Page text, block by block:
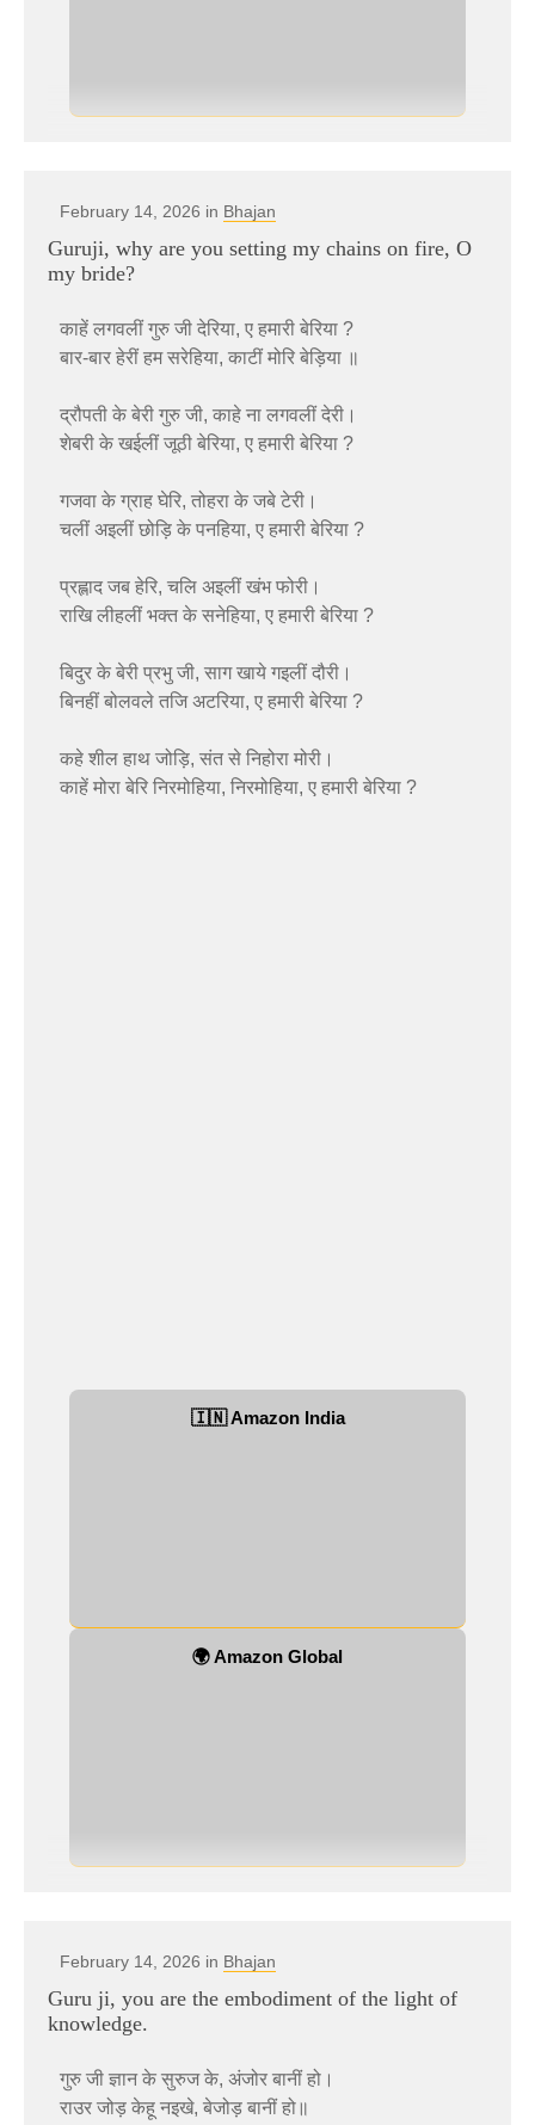
February 14, 2026 in Bhajan
Guruji, why are you setting my chains on fire, O
my bride?
काहें लगवलीं गुरु जी देरिया, ए हमारी बेरिया ?
बार-बार हेरीं हम सरेहिया, काटीं मोरि बेड़िया ॥
द्रौपती के बेरी गुरु जी, काहे ना लगवलीं देरी।
शेबरी के खईलीं जूठी बेरिया, ए हमारी बेरिया ?
गजवा के ग्राह घेरि, तोहरा के जबे टेरी।
चलीं अइलीं छोड़ि के पनहिया, ए हमारी बेरिया ?
प्रह्लाद जब हेरि, चलि अइलीं खंभ फोरी।
राखि लीहलीं भक्त के सनेहिया, ए हमारी बेरिया ?
बिदुर के बेरी प्रभु जी, साग खाये गइलीं दौरी।
बिनहीं बोलवले तजि अटरिया, ए हमारी बेरिया ?
कहे शील हाथ जोड़ि, संत से निहोरा मोरी।
काहें मोरा बेरि निरमोहिया, निरमोहिया, ए हमारी बेरिया ?
🇮🇳 Amazon India
🌍 Amazon Global
February 14, 2026 in Bhajan
Guru ji, you are the embodiment of the light of
knowledge.
गुरु जी ज्ञान के सुरुज के, अंजोर बानीं हो।
राउर जोड़ केहू नइखे, बेजोड़ बानीं हो॥